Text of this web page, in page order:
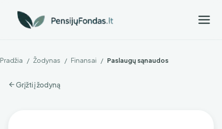
Pradžia / Žodynas / Finansai / Paslaugų sąnaudos
Grįžti į žodyną